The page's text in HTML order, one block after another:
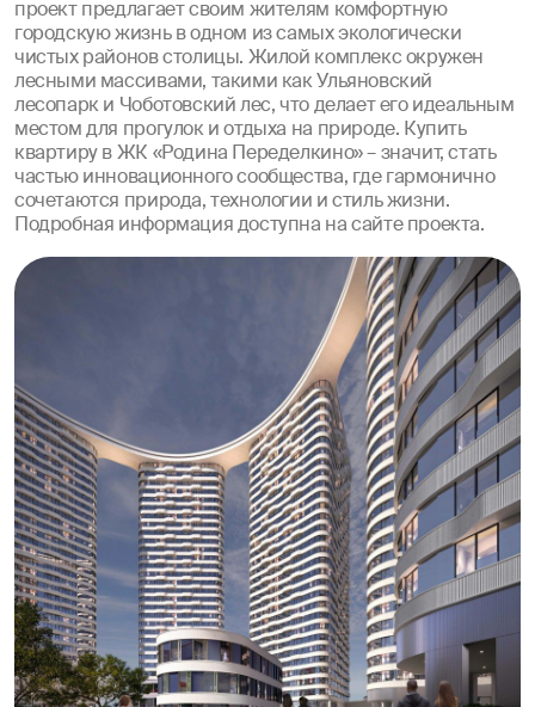
проект предлагает своим жителям комфортную
городскую жизнь в одном из самых экологически
чистых районов столицы. Жилой комплекс окружен
лесными массивами, такими как Ульяновский
лесопарк и Чоботовский лес, что делает его идеальным
местом для прогулок и отдыха на природе. Купить
квартиру в ЖК «Родина Переделкино» – значит, стать
частью инновационного сообщества, где гармонично
сочетаются природа, технологии и стиль жизни.
Подробная информация доступна на сайте проекта.